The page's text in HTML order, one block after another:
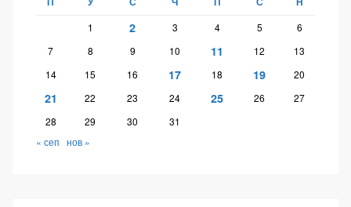
1 2 3 4 5
6
7
8 9 10 11 12
13
14
15 16 17 18 19 20
21 22 23 24 25 26
27
28
29 30
31
« сеп нов »